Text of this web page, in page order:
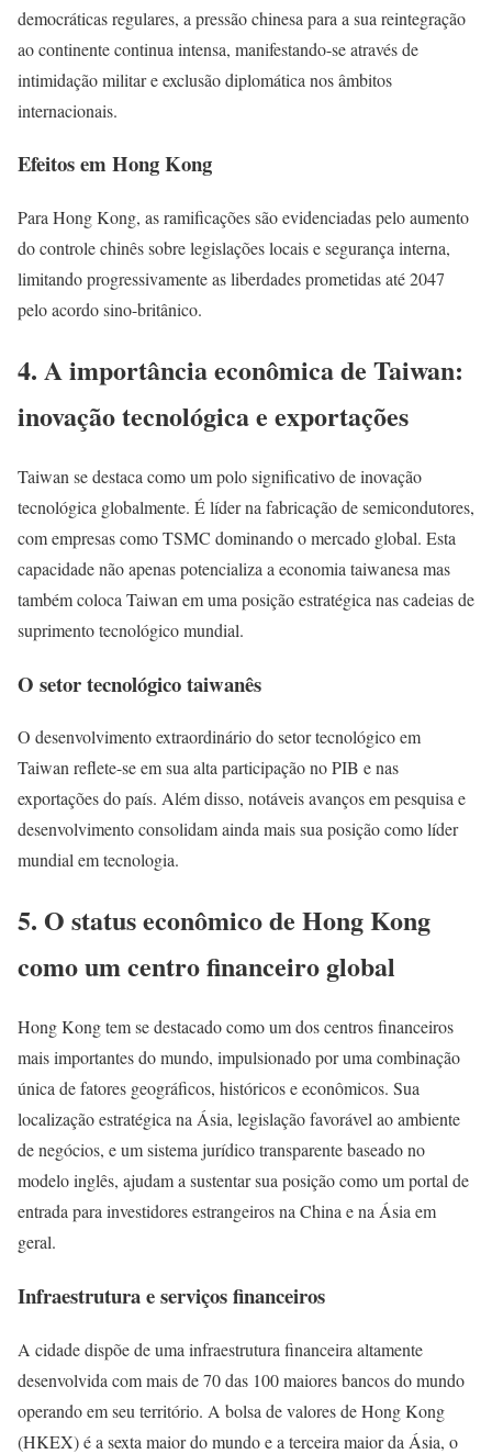
democráticas regulares, a pressão chinesa para a sua reintegração
ao continente continua intensa, manifestando-se através de
intimidação militar e exclusão diplomática nos âmbitos
internacionais.
Efeitos em Hong Kong
Para Hong Kong, as ramificações são evidenciadas pelo aumento
do controle chinês sobre legislações locais e segurança interna,
limitando progressivamente as liberdades prometidas até 2047
pelo acordo sino-britânico.
4. A importância econômica de Taiwan:
inovação tecnológica e exportações
Taiwan se destaca como um polo significativo de inovação
tecnológica globalmente. É líder na fabricação de semicondutores,
com empresas como TSMC dominando o mercado global. Esta
capacidade não apenas potencializa a economia taiwanesa mas
também coloca Taiwan em uma posição estratégica nas cadeias de
suprimento tecnológico mundial.
O setor tecnológico taiwanês
O desenvolvimento extraordinário do setor tecnológico em
Taiwan reflete-se em sua alta participação no PIB e nas
exportações do país. Além disso, notáveis avanços em pesquisa e
desenvolvimento consolidam ainda mais sua posição como líder
mundial em tecnologia.
5. O status econômico de Hong Kong
como um centro financeiro global
Hong Kong tem se destacado como um dos centros financeiros
mais importantes do mundo, impulsionado por uma combinação
única de fatores geográficos, históricos e econômicos. Sua
localização estratégica na Ásia, legislação favorável ao ambiente
de negócios, e um sistema jurídico transparente baseado no
modelo inglês, ajudam a sustentar sua posição como um portal de
entrada para investidores estrangeiros na China e na Ásia em
geral.
Infraestrutura e serviços financeiros
A cidade dispõe de uma infraestrutura financeira altamente
desenvolvida com mais de 70 das 100 maiores bancos do mundo
operando em seu território. A bolsa de valores de Hong Kong
(HKEX) é a sexta maior do mundo e a terceira maior da Ásia, o